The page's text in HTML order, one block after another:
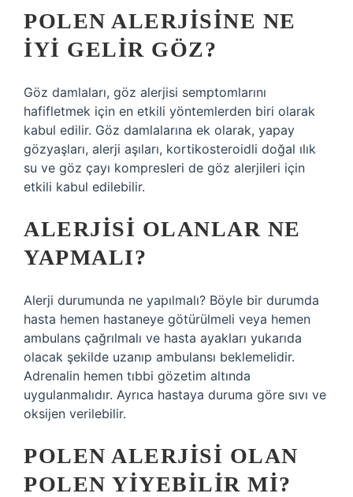
POLEN ALERJISINE NE
IYI GELIR GÖZ?
Göz damlaları, göz alerjisi semptomlarını
hafifletmek için en etkili yöntemlerden biri olarak
kabul edilir. Göz damlalarına ek olarak, yapay
gözyaşları, alerji aşıları, kortikosteroidli doğal ılık
su ve göz çayı kompresleri de göz alerjileri için
etkili kabul edilebilir.
ALERJISI OLANLAR NE
YAPMALI?
Alerji durumunda ne yapılmalı? Böyle bir durumda
hasta hemen hastaneye götürülmeli veya hemen
ambulans çağrılmalı ve hasta ayakları yukarıda
olacak şekilde uzanıp ambulansı beklemelidir.
Adrenalin hemen tıbbi gözetim altında
uygulanmalıdır. Ayrıca hastaya duruma göre sıvı ve
oksijen verilebilir.
POLEN ALERJISI OLAN
POLEN YIYEBILIR MI?